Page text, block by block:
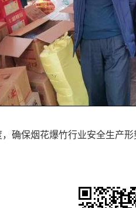
确保烟花爆竹行业安全生产